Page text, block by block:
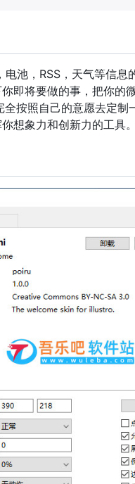
池，RSS，天气等信息
即将要做的事，把你的
按照自己的意愿去定制
想象力和创新力的工具。